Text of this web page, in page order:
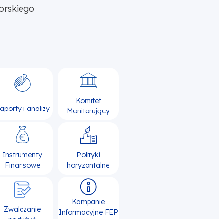
i analizy
Komitet
Monitorujący
Instrumenty
Finansowe
Polityki
horyzontalne
Zwalczanie
Kampanie
Informacyjne FEP